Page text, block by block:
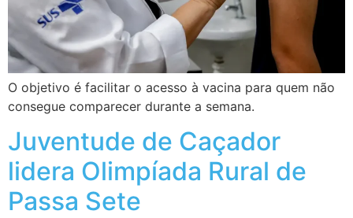
O objetivo é facilitar o acesso à vacina para quem não
consegue comparecer durante a semana.
Juventude de Caçador
lidera Olimpíada Rural de
Passa Sete